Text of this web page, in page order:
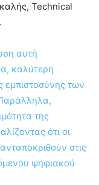
Technical
αυτή
καλύτερη
εμπιστοσύνης των
της
ότι οι
στις
ψηφιακού